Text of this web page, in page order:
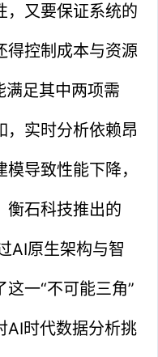
，又要保证系统的
得控制成本与资源
满足其中两项需
实时分析依赖昂
导致性能下降，
衡石科技推出的
AI原生架构与智
一“不可能三角”
AI时代数据分析挑